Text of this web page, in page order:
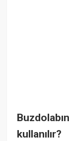
kullanılır?